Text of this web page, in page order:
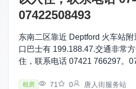
07422508493
东南二区靠近 Deptford 火车站
口巴士有 199.188.47.交通非常
住，联系电话 07421 766297。
租房 71 0
唐人街服务站